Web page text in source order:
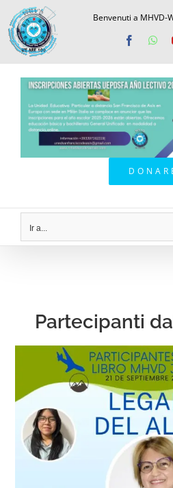
Saltar
contenido
Benvenuti a MHVD-
Ir a...
Partecipanti
más
grande